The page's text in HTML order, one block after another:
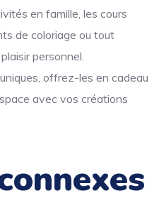
en famille, les cours
de coloriage ou tout
personnel.
offrez-les en cadeau
avec vos créations